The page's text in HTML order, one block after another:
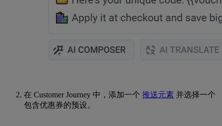
在 Customer Journey 中，添加一个 推送元素 并选择一个
包含优惠券的预设。